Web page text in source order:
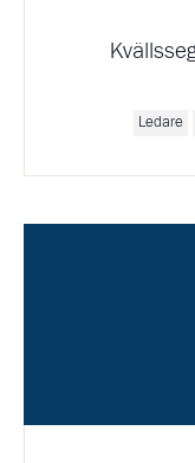
Ledare